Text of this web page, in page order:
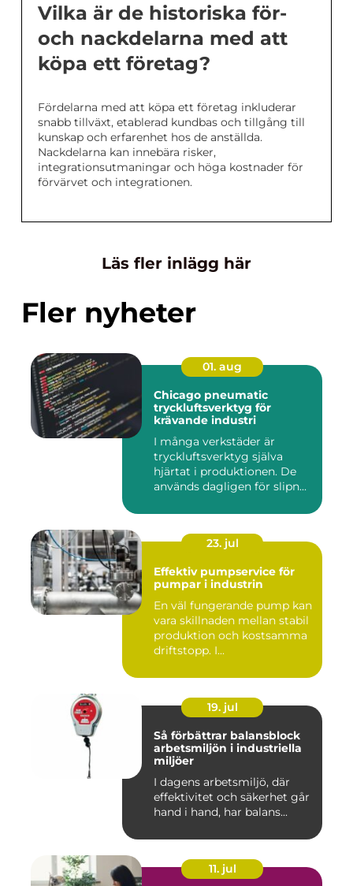
Vilka är de historiska för-
och nackdelarna med att
köpa ett företag?
Fördelarna med att köpa ett företag inkluderar
snabb tillväxt, etablerad kundbas och tillgång till
kunskap och erfarenhet hos de anställda.
Nackdelarna kan innebära risker,
integrationsutmaningar och höga kostnader för
förvärvet och integrationen.
Läs fler inlägg här
Fler nyheter
01. aug
Chicago pneumatic
tryckluftsverktyg för
krävande industri
I många verkstäder är
tryckluftsverktyg själva
hjärtat i produktionen. De
används dagligen för slipn...
23. jul
Effektiv pumpservice för
pumpar i industrin
En väl fungerande pump kan
vara skillnaden mellan stabil
produktion och kostsamma
driftstopp. I...
19. jul
Så förbättrar balansblock
arbetsmiljön i industriella
miljöer
I dagens arbetsmiljö, där
effektivitet och säkerhet går
hand i hand, har balans...
11. jul